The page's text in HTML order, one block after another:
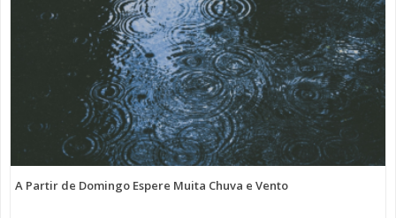
A Partir de Domingo Espere Muita Chuva e Vento